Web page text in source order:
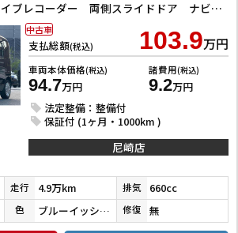
ハイブリッドG ドライブレコーダー 両側スライドドア ナビ TV オートライト スマートキー アイドリングストップ 電動格納ミラー ベンチシート CVT ABS ESC CD エアコン パワーウィンドウ
支払総額(税込) 103.9万円
車両本体価格(税込)
94.7万円
諸費用(税込)
9.2万円
法定整備：整備付
保証付 (1ヶ月・1000km )
中古車
尼崎店
走行 4.9万km 排気 660cc
色 ブルーイッシュブラックパール３ 修復 無